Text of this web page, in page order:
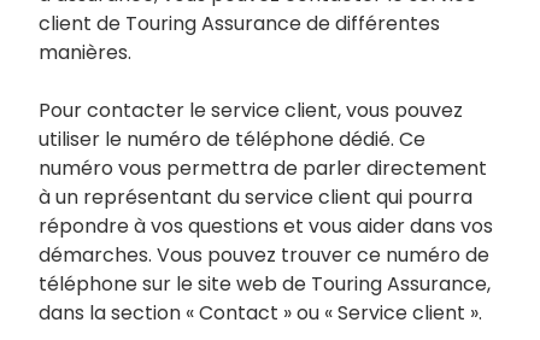
client de Touring Assurance de différentes
manières.
Pour contacter le service client, vous pouvez
utiliser le numéro de téléphone dédié. Ce
numéro vous permettra de parler directement
à un représentant du service client qui pourra
répondre à vos questions et vous aider dans vos
démarches. Vous pouvez trouver ce numéro de
téléphone sur le site web de Touring Assurance,
dans la section « Contact » ou « Service client ».